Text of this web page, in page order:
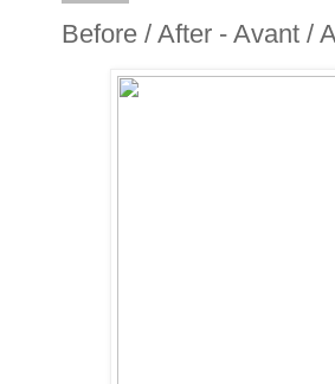
Before / After - Avant /